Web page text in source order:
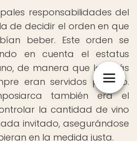
responsabilidades del
de decidir el orden en que
beber. Este orden se
en cuenta el estatus
de manera que los más
eran servidos primero.
también era el
la cantidad de vino
invitado, asegurándose
en la medida justa.